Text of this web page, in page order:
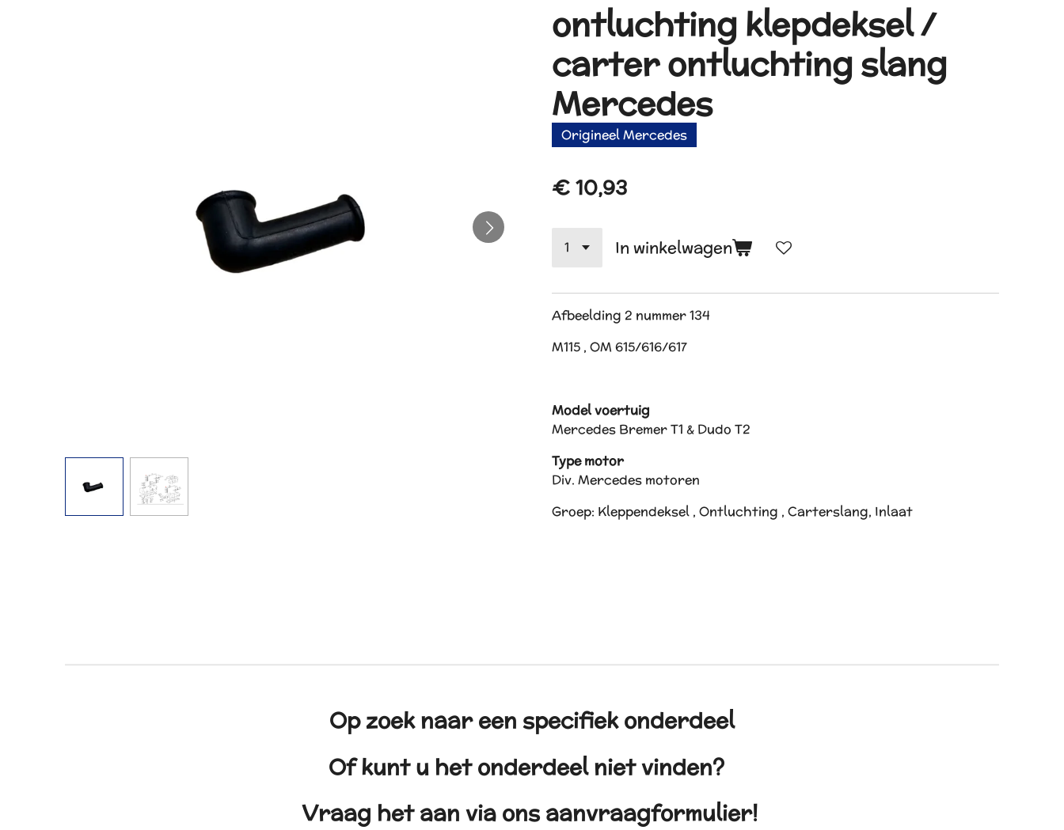
ontluchting klepdeksel /
carter ontluchting slang
Mercedes
Origineel Mercedes
€ 10,93
In winkelwagen
Afbeelding 2 nummer 134
M115 , OM 615/616/617
Model voertuig
Mercedes Bremer T1 & Dudo T2
Type motor
Div. Mercedes motoren
Groep: Kleppendeksel , Ontluchting , Carterslang, Inlaat
Op zoek naar een specifiek onderdeel
Of kunt u het onderdeel niet vinden?
Vraag het aan via ons aanvraagformulier!